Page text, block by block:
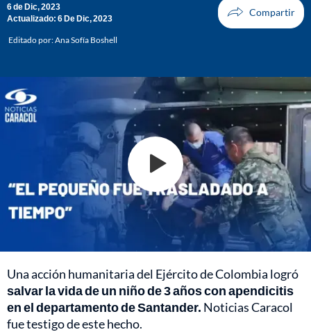
6 de Dic, 2023
Actualizado: 6 De Dic, 2023
Editado por:Ana Sofía Boshell
Una acción humanitaria del Ejército de Colombia logró
salvar la vida de un niño de 3 años con apendicitis
en el departamento de Santander. Noticias Caracol
fue testigo de este hecho.